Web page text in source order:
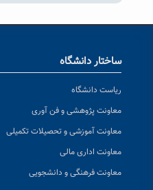
ساختار دانشگاه
ریاست دانشگاه
معاونت پژوهشی و فن آوری
معاونت آموزشی و تحصیلات تکمیلی
معاونت اداری مالی
معاونت فرهنگی و دانشجویی